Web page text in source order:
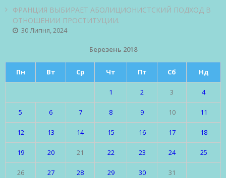
ФРАНЦИЯ ВЫБИРАЕТ АБОЛИЦИОНИСТСКИЙ ПОДХОД В
ОТНОШЕНИИ ПРОСТИТУЦИИ.
30 Липня, 2024
Березень 2018
Пн Вт Ср Чт Пт Сб Нд
1 2 3 4
5 6 7 8 9 10 11
12 13 14 15 16 17 18
19 20 21 22 23 24 25
26 27 28 29 30 31